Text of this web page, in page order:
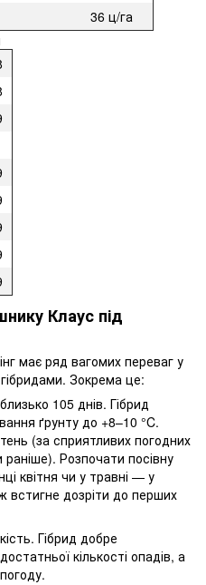
36 ц/га
Клаус під
має ряд вагомих переваг у
Зокрема це:
105 днів. Гібрид
ґрунту до +8–10 °C.
(за сприятливих погодних
Розпочати посівну
квітня чи у травні — у
встигне дозріти до перших
Гібрид добре
кількості опадів, а